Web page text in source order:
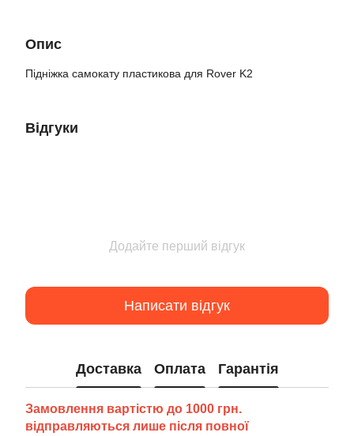
Опис
Підніжка самокату пластикова для Rover K2
Відгуки
Додайте перший відгук
Написати відгук
Доставка Оплата Гарантія
Замовлення вартістю до 1000 грн.
відправляються лише після повної